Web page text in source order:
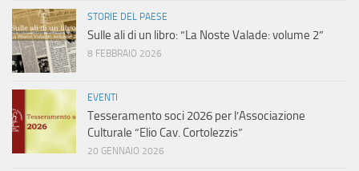
STORIE DEL PAESE
Sulle ali di un libro: “La Noste Valade: volume 2”
8 FEBBRAIO 2026
EVENTI
Tesseramento soci 2026 per l’Associazione
Culturale “Elio Cav. Cortolezzis”
20 GENNAIO 2026